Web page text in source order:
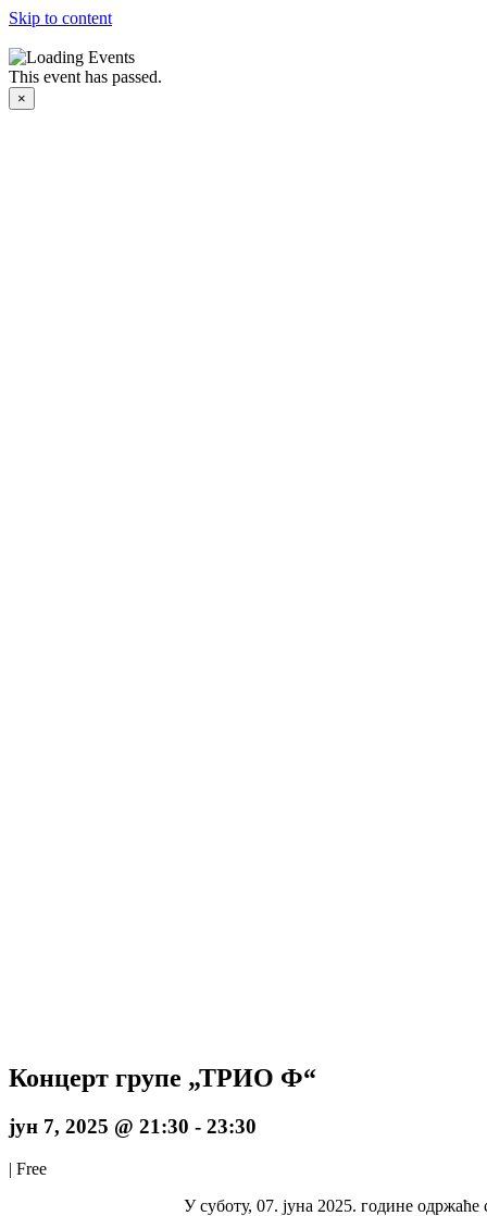
Skip to content
This event has passed.
×
Концерт групе „ТРИО Ф“
јун 7, 2025 @ 21:30 - 23:30
| Free
У суботу, 07. јуна 2025. године